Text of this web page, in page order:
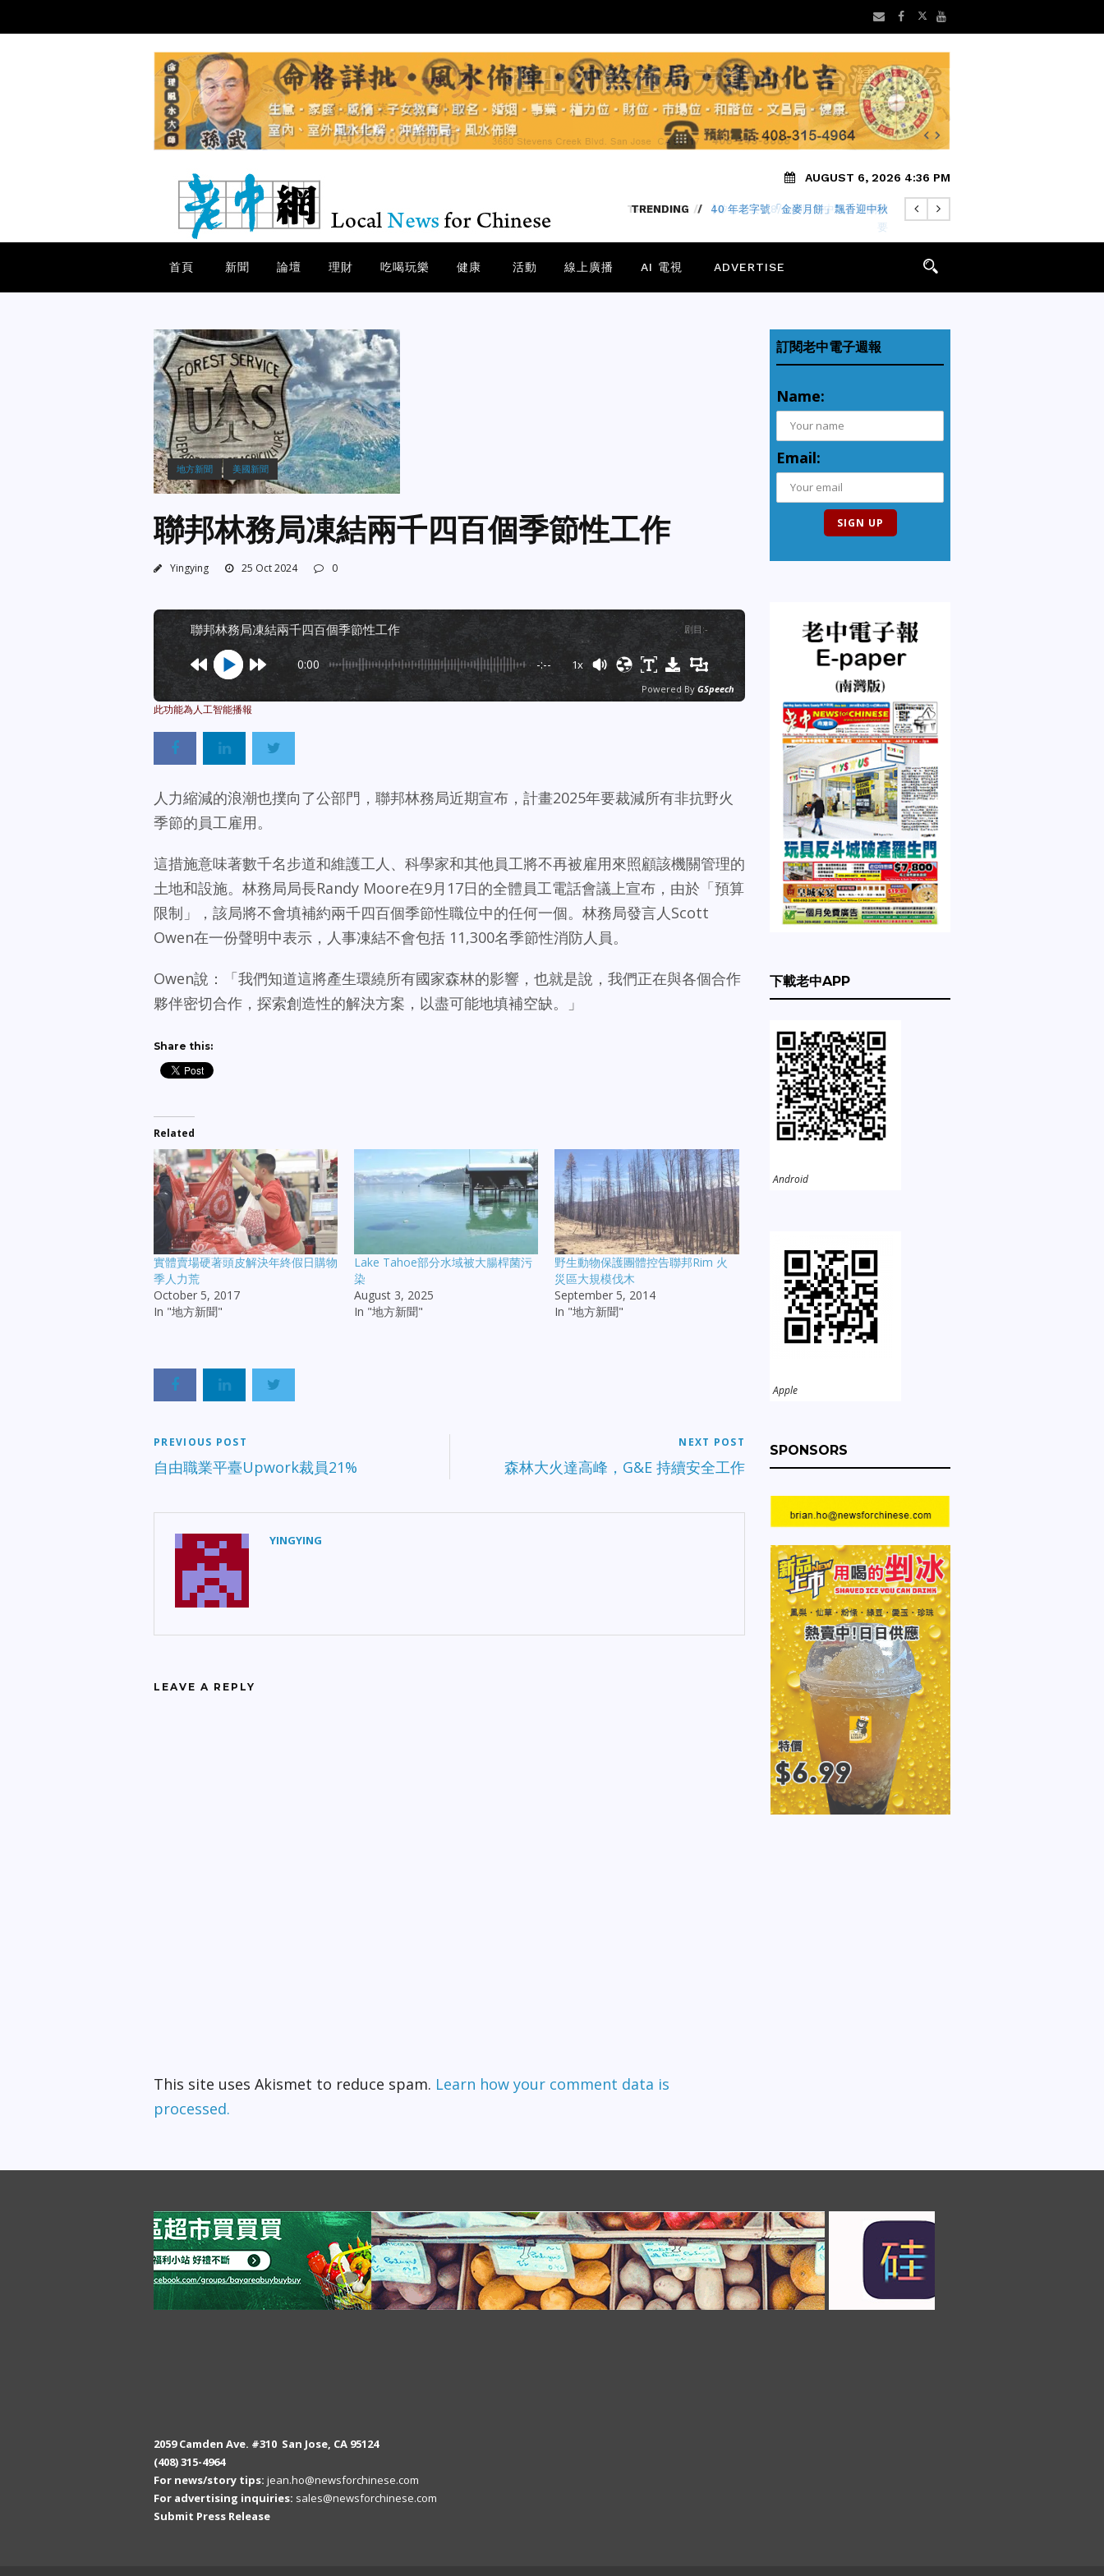
AUGUST 6, 2026 4:36 PM
TRENDING /
【矽谷早安】8/6 灣區老中地方新聞摘
要
首頁 新聞 論壇 理財 吃喝玩樂 健康 活動 線上廣播 AI 電視 ADVERTISE
地方新聞 美國新聞
聯邦林務局凍結兩千四百個季節性工作
Yingying 25 Oct 2024 0
聯邦林務局凍結兩千四百個季節性工作 剧目 :-
0:00 -:-- 1x
Powered By GSpeech
人力縮減的浪潮也撲向了公部門，聯邦林務局近期宣布，計畫2025年要裁減所有非抗野火
季節的員工雇用。
這措施意味著數千名步道和維護工人、科學家和其他員工將不再被雇用來照顧該機關管理的
土地和設施。林務局局長Randy Moore在9月17日的全體員工電話會議上宣布，由於「預算
限制」，該局將不會填補約兩千四百個季節性職位中的任何一個。林務局發言人Scott
Owen在一份聲明中表示，人事凍結不會包括 11,300名季節性消防人員。
Owen說：「我們知道這將產生環繞所有國家森林的影響，也就是說，我們正在與各個合作
夥伴密切合作，探索創造性的解決方案，以盡可能地填補空缺。」
Share this:
Related
實體賣場硬著頭皮解決年終假日購物
季人力荒
October 5, 2017
In "地方新聞"
Lake Tahoe部分水域被大腸桿菌污
染
August 3, 2025
In "地方新聞"
野生動物保護團體控告聯邦Rim 火
災區大規模伐木
September 5, 2014
In "地方新聞"
PREVIOUS POST
自由職業平臺Upwork裁員21%
NEXT POST
森林大火達高峰，G&E 持續安全工作
YINGYING
LEAVE A REPLY
This site uses Akismet to reduce spam. Learn how your comment data is
processed.
訂閱老中電子週報
Name:
Email:
下載老中APP
Android
Apple
SPONSORS
2059 Camden Ave. #310 San Jose, CA 95124
(408) 315-4964
For news/story tips: jean.ho@newsforchinese.com
For advertising inquiries: sales@newsforchinese.com
Submit Press Release